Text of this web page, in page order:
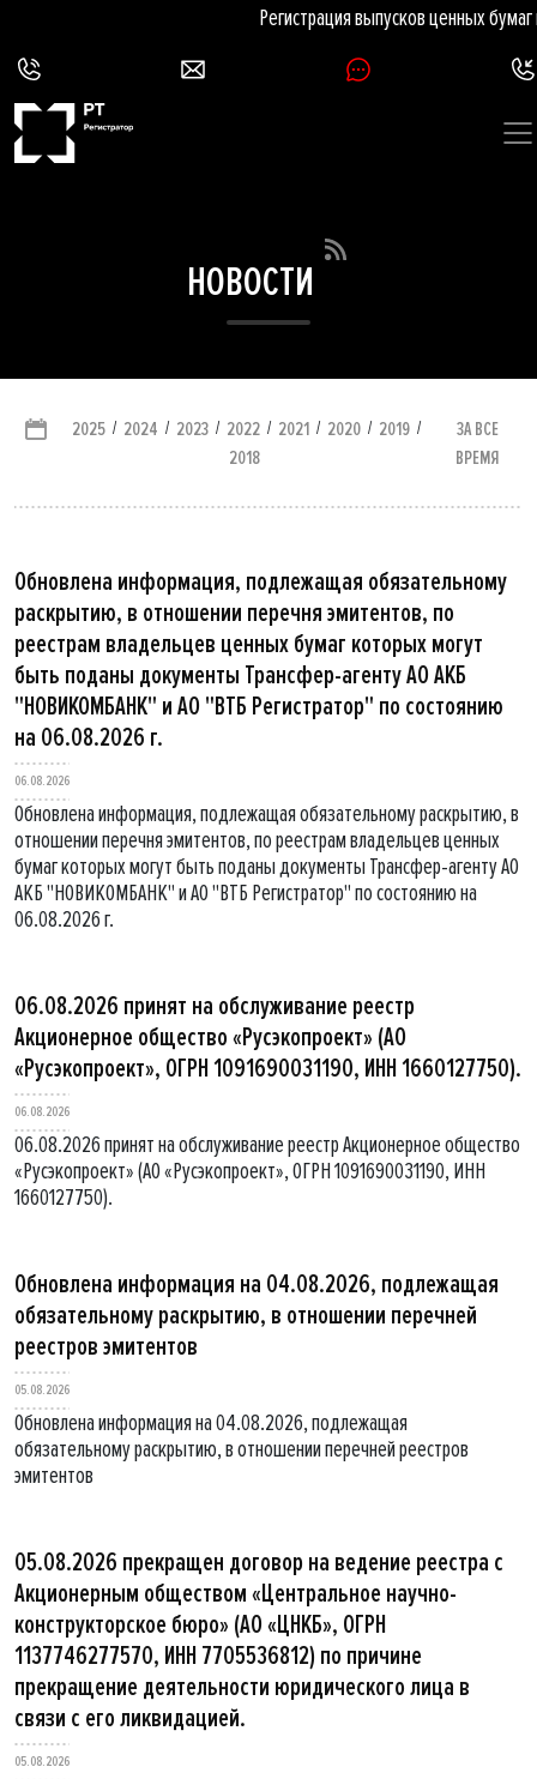
Регистрация выпусков ценных бумаг
НОВОСТИ
2025 / 2024 / 2023 / 2022 / 2021 / 2020 / 2019 /
2018
ЗА ВСЕ
ВРЕМЯ
Обновлена информация, подлежащая обязательному
раскрытию, в отношении перечня эмитентов, по
реестрам владельцев ценных бумаг которых могут
быть поданы документы Трансфер-агенту АО АКБ
"НОВИКОМБАНК" и АО "ВТБ Регистратор" по состоянию
на 06.08.2026 г.
06.08.2026
Обновлена информация, подлежащая обязательному раскрытию, в
отношении перечня эмитентов, по реестрам владельцев ценных
бумаг которых могут быть поданы документы Трансфер-агенту АО
АКБ "НОВИКОМБАНК" и АО "ВТБ Регистратор" по состоянию на
06.08.2026 г.
06.08.2026 принят на обслуживание реестр
Акционерное общество «Русэкопроект» (АО
«Русэкопроект», ОГРН 1091690031190, ИНН 1660127750).
06.08.2026
06.08.2026 принят на обслуживание реестр Акционерное общество
«Русэкопроект» (АО «Русэкопроект», ОГРН 1091690031190, ИНН
1660127750).
Обновлена информация на 04.08.2026, подлежащая
обязательному раскрытию, в отношении перечней
реестров эмитентов
05.08.2026
Обновлена информация на 04.08.2026, подлежащая
обязательному раскрытию, в отношении перечней реестров
эмитентов
05.08.2026 прекращен договор на ведение реестра с
Акционерным обществом «Центральное научно-
конструкторское бюро» (АО «ЦНКБ», ОГРН
1137746277570, ИНН 7705536812) по причине
прекращение деятельности юридического лица в
связи с его ликвидацией.
05.08.2026